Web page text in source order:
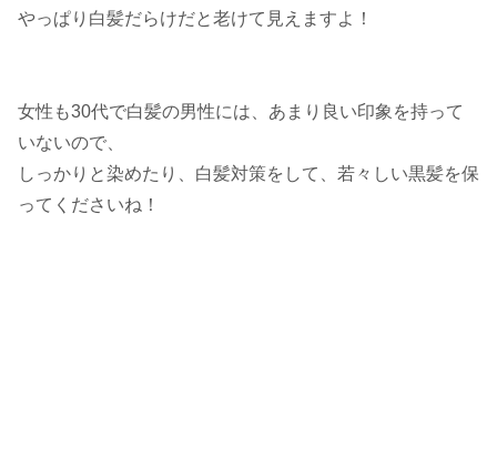
やっぱり白髪だらけだと老けて見えますよ！
女性も30代で白髪の男性には、あまり良い印象を持って
いないので、
しっかりと染めたり、白髪対策をして、若々しい黒髪を保
ってくださいね！